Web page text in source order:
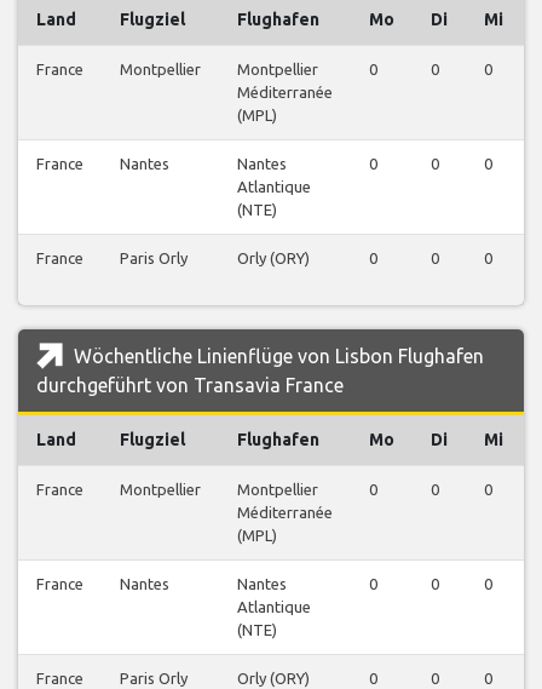
Land Flugziel Flughafen Mo Di Mi
France Montpellier
Montpellier
Méditerranée
(MPL)
0 0 0
France Nantes
Nantes
Atlantique
(NTE)
0 0 0
France Paris Orly Orly (ORY) 0 0 0
Wöchentliche Linienflüge von Lisbon Flughafen
durchgeführt von Transavia France
Land Flugziel Flughafen Mo Di Mi
France Montpellier
Montpellier
Méditerranée
(MPL)
0 0 0
France Nantes
Nantes
Atlantique
(NTE)
0 0 0
France Paris Orly Orly (ORY) 0 0 0